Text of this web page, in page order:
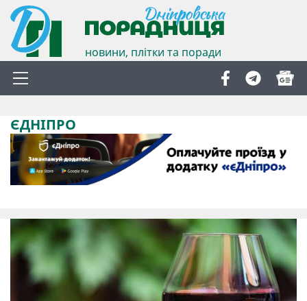
новини, плітки та поради
ЄДНІПРО